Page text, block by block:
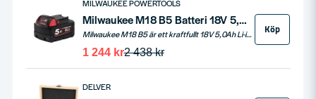
MILWAUKEE POWERTOOLS
Milwaukee M18 B5 Batteri 18V 5,0ah
Milwaukee M18 B5 är ett kraftfullt 18V 5,0Ah Li-ion batteri som passar till alla Milwaukee M18-verktyg. Utrustat med REDLINK™ elektronik erbjuder batteriet överlägset skydd mot överbelastning, överhettning och överurladdning. Det vibrations- och stöttåliga höljet skyddar cellerna och säkerställer lång livslängd, medan individuell cellövervakning maximerar prestanda och produktivitet. Med upp till 2x längre driftstid och fler uppladdningar jämfört med tidigare batteriteknik, är M18 B5 det perfekta valet för både professionella hantverkare och gör-det-själv-entusiaster.
2 438 kr
1 244 kr
Köp
DELVER